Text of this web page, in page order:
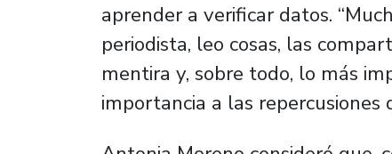
aprender a verificar datos.
periodista, leo cosas, las
mentira y, sobre todo, lo más
importancia a las repercusiones